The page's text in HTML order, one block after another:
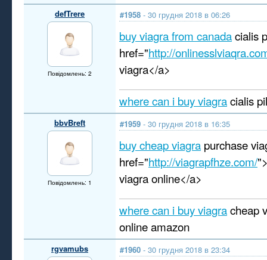
defTrere
Повідомлень: 2
#1958 - 30 грудня 2018 в 06:26
buy viagra from canadacialis
href="http://
viagra</a>
where can i buy viagracialis
bbvBreft
Повідомлень: 1
#1959 - 30 грудня 2018 в 16:35
buy cheap viagra purchase
href="http://viagrapfhze.com/
viagra online</a>
where can i buy viagracheap
online amazon
rgvamubs #1960 - 30 грудня 2018 в 23:34